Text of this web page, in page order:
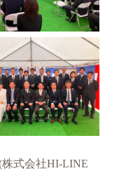
式会社HI-LINE